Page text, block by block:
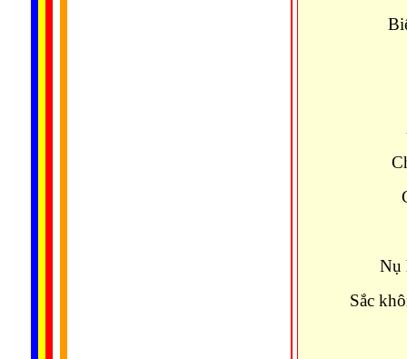
Nụ
Sắc